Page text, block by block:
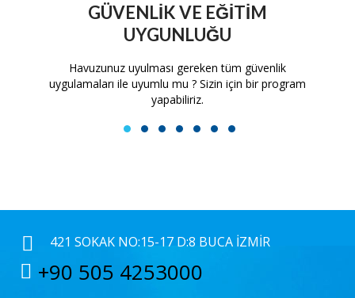
GÜVENLIK VE EĞITIM
UYGUNLUĞU
Havuzunuz uyulması gereken tüm güvenlik
uygulamaları ile uyumlu mu ? Sizin için bir program
yapabiliriz.
1 2 3 4 5 6 7
421 SOKAK NO:15-17 D:8 BUCA İZMIR
+90 505 4253000